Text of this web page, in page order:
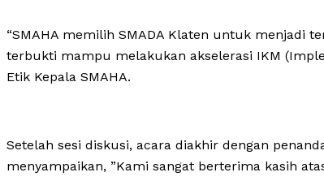
“SMAHA memilih SMADA Klaten untuk menjadi
terbukti mampu melakukan akselerasi IKM
Etik Kepala SMAHA.
Setelah sesi diskusi, acara diakhir dengan
menyampaikan, ”Kami sangat berterima kasih